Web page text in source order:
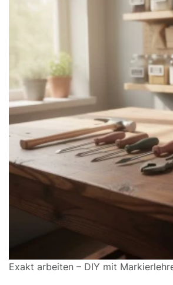
Exakt arbeiten – DIY mit